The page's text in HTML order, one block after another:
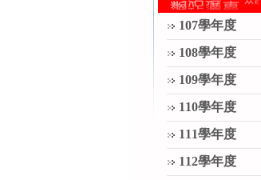
107學年度
108學年度
109學年度
110學年度
111學年度
112學年度